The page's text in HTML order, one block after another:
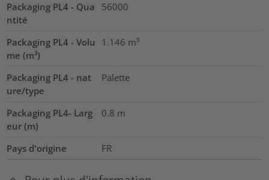
Packaging PL4 - Qua
ntité
56000
Packaging PL4 - Volu
me (m³)
1.146 m³
Packaging PL4 - nat
ure/type
Palette
Packaging PL4- Larg
eur (m)
0.8 m
Pays d'origine FR